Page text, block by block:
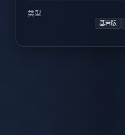
类型
基岩版